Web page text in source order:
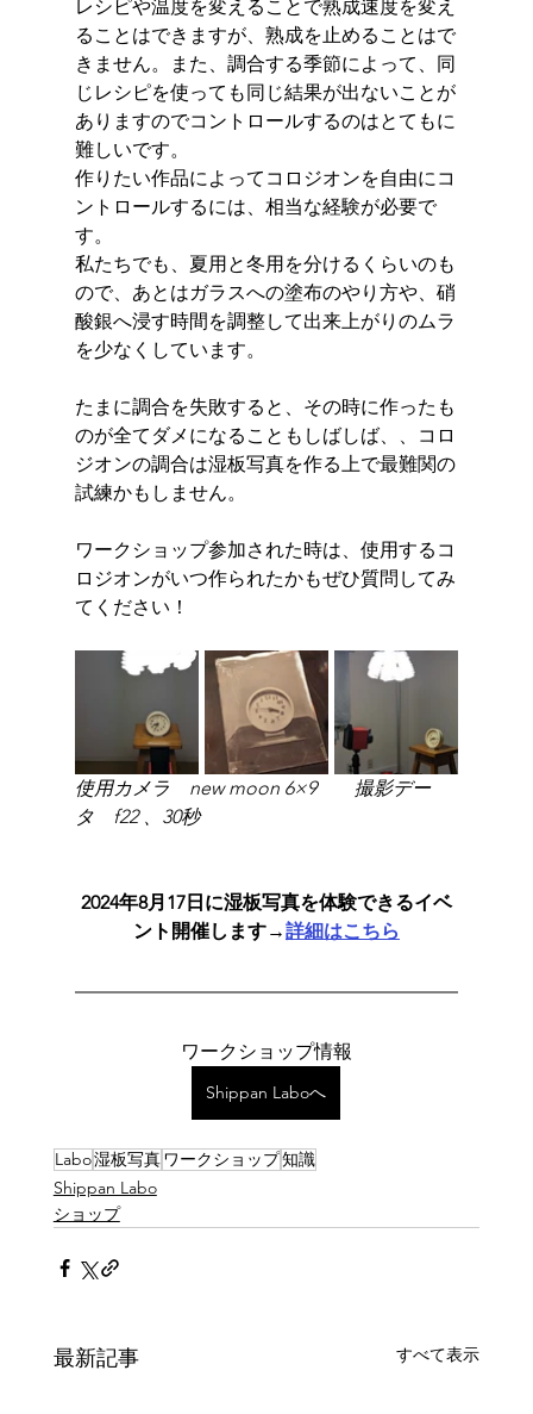
レシピや温度を変えることで熟成速度を変え
ることはできますが、熟成を止めることはで
きません。また、調合する季節によって、同
じレシピを使っても同じ結果が出ないことが
ありますのでコントロールするのはとてもに
難しいです。
作りたい作品によってコロジオンを自由にコ
ントロールするには、相当な経験が必要で
す。
私たちでも、夏用と冬用を分けるくらいのも
ので、あとはガラスへの塗布のやり方や、硝
酸銀へ浸す時間を調整して出来上がりのムラ
を少なくしています。
たまに調合を失敗すると、その時に作ったも
のが全てダメになることもしばしば、、コロ
ジオンの調合は湿板写真を作る上で最難関の
試練かもしません。
ワークショップ参加された時は、使用するコ
ロジオンがいつ作られたかもぜひ質問してみ
てください！
使用カメラ　new moon 6×9　　撮影デー
タ　f22 、30秒
2024年8月17日に湿板写真を体験できるイベ
ント開催します→詳細はこちら
ワークショップ情報
Shippan Laboへ
Labo湿板写真ワークショップ知識
Shippan Labo
ショップ
最新記事 すべて表示